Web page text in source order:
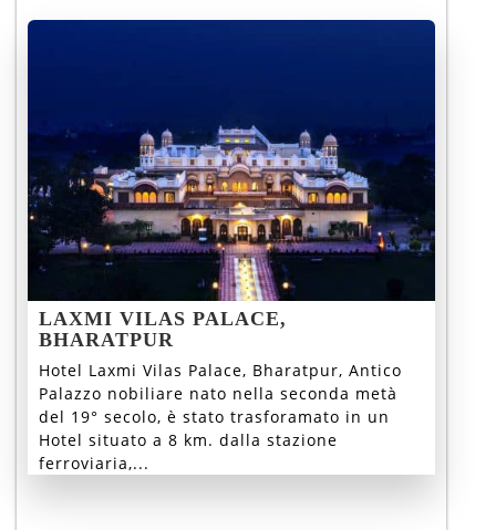
LAXMI VILAS PALACE,
BHARATPUR
Hotel Laxmi Vilas Palace, Bharatpur, Antico
Palazzo nobiliare nato nella seconda metà
del 19° secolo, è stato trasforamato in un
Hotel situato a 8 km. dalla stazione
ferroviaria,...